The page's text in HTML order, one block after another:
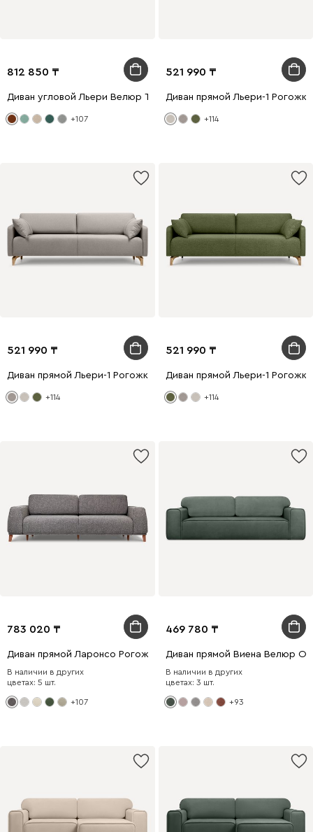
812 850
Диван угловой Льери Велюр Терракотовый
+107
521 990
Диван прямой Льери-1
+114
521 990
Диван прямой Льери-1 Рогожка Латте
+114
521 990
Диван прямой Льери-1
+114
783 020
Диван прямой Ларонсо Рогожка Графитовый
В наличии в других
цветах: 5 шт.
+107
469 780
Диван прямой Виена Велюр
В наличии в других
цветах: 3 шт.
+93